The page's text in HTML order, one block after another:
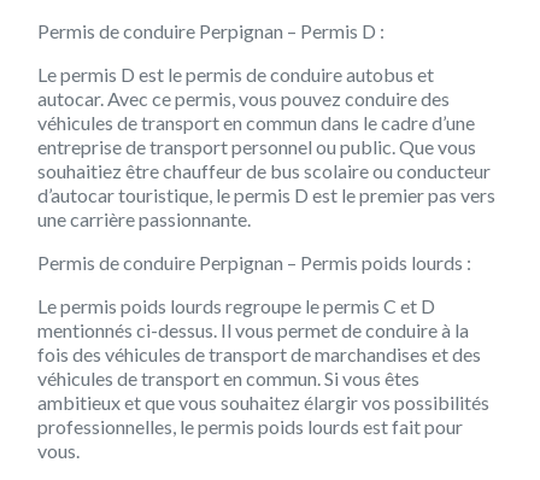
Permis de conduire Perpignan – Permis D :
Le permis D est le permis de conduire autobus et
autocar. Avec ce permis, vous pouvez conduire des
véhicules de transport en commun dans le cadre d’une
entreprise de transport personnel ou public. Que vous
souhaitiez être chauffeur de bus scolaire ou conducteur
d’autocar touristique, le permis D est le premier pas vers
une carrière passionnante.
Permis de conduire Perpignan – Permis poids lourds :
Le permis poids lourds regroupe le permis C et D
mentionnés ci-dessus. Il vous permet de conduire à la
fois des véhicules de transport de marchandises et des
véhicules de transport en commun. Si vous êtes
ambitieux et que vous souhaitez élargir vos possibilités
professionnelles, le permis poids lourds est fait pour
vous.